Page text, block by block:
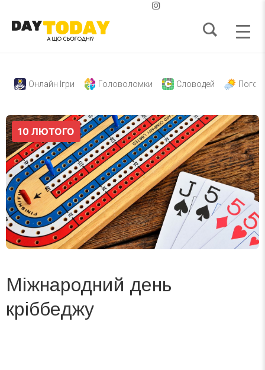
Онлайн Ігри Головоломки Словодей
Міжнародний день
кріббеджу